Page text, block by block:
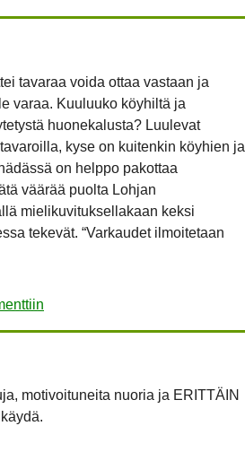
tavaraa voida ottaa vastaan ja
varaa. Kuuluuko köyhiltä ja
huonekalusta? Luulevat
kyse on kuitenkin köyhien ja
on helppo pakottaa
väärää puolta Lohjan
mielikuvituksellakaan keksi
tekevät. “Varkaudet ilmoitetaan
motivoituneita nuoria ja ERITTÄIN